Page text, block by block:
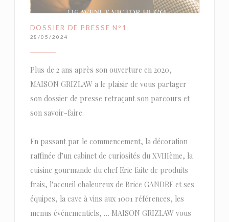
DOSSIER DE PRESSE N°1
28/05/2024
Plus de 2 ans après son ouverture en 2020,
MAISON GRIZLAW a le plaisir de vous partager
son dossier de presse retraçant son parcours et
son savoir-faire.
En passant par le commencement, la décoration
raffinée d’un cabinet de curiosités du XVIIIème, la
cuisine gourmande du chef Eric faite de produits
frais, l’accueil chaleureux de Brice GANDRE et ses
équipes, la cave à vins aux 1001 références, les
menus événementiels, … MAISON GRIZLAW vous